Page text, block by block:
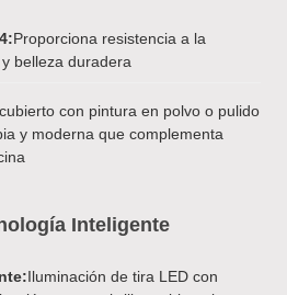
Proporciona resistencia a la
belleza duradera
con pintura en polvo o pulido
y moderna que complementa
Inteligente
Iluminación de tira LED con